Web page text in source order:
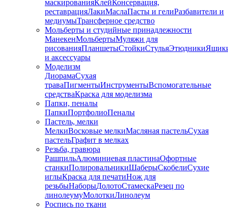
маскированияКлейКонсервация,
реставрацияЛакиМаслаПасты и гелиРазбавители и
медиумыТрансферное средство
Мольберты и студийные принадлежности
МанекенМольбертыМуляжи для
рисованияПланшетыСтойкиСтульяЭтюдники
и аксессуары
Моделизм
ДиорамаСухая
траваПигментыИнструментыВспомогательные
средстваКраска для моделизма
Папки, пеналы
ПапкиПортфолиоПеналы
Пастель, мелки
МелкиВосковые мелкиМасляная пастельСухая
пастельГрафит в мелках
Резьба, гравюра
РашпильАлюминиевая пластинаОфортные
станкиПолировальникиШаберыСкобелиСухие
иглыКраска для печатиНож для
резьбыНаборыДолотоСтамескаРезец по
линолеумуМолоткиЛинолеум
Роспись по ткани